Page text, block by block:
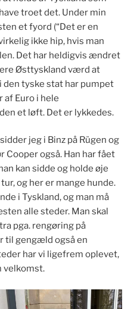
troet det. Under min
et fyord (“Det er en
ikke hip, hvis man
Det har heldigvis ændret
Østtyskland værd at
den tyske stat har pumpet
Euro i hele
et løft. Det er lykkedes.
jeg i Binz på Rügen og
Cooper også. Han har fået
kan sidde og holde øje
og her er mange hunde.
i Tyskland, og man må
alle steder. Man skal
pga. rengøring på
til gengæld også en
har vi ligefrem oplevet,
velkomst.